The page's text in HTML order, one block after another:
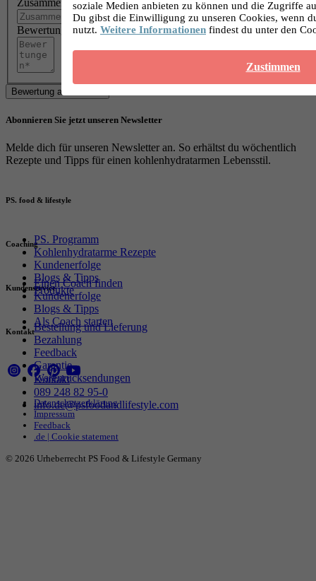
soziale Medien anbieten zu können und die Zugriffe
Du gibst die Einwilligung zu unseren Cookies, wenn
nutzt. Weitere Informationen findest du unter den
Zustimmen
Zusammenfassung
Bewertungen
Bewertung abschicken
Abonnieren Sie jetzt unseren Newsletter
Melde dich für unseren Newsletter an. So erhältst du wöchentlich
Rezepte und Tipps für einen kohlenhydratarmen Lebensstil.
PS. food & lifestyle
PS. Programm
Kohlenhydratarme Rezepte
Kundenerfolge
Blogs & Tipps
Produkte
Coaching
Einen Coach finden
Kundenerfolge
Blogs & Tipps
Als Coach starten
Kundenservice
Bestellung und Lieferung
Bezahlung
Feedback
Garantie
Warenrücksendungen
Kontakt
Kontakt
089 248 82 95-0
info.de@psfoodandlifestyle.com
Datenschutzerklärung
Impressum
Feedback
.de | Cookie statement
© 2026 Urheberrecht PS Food & Lifestyle Germany